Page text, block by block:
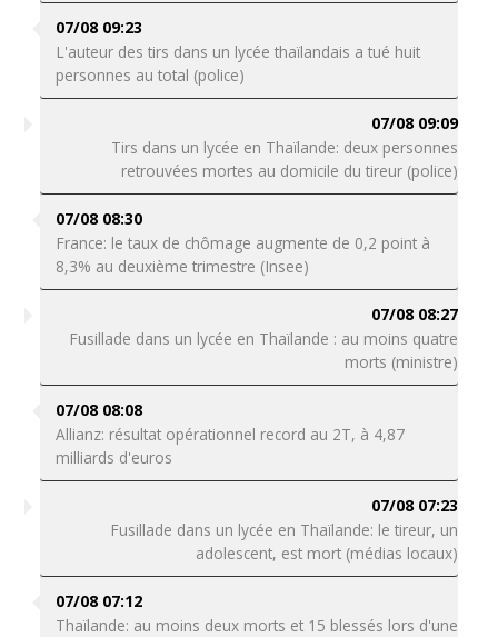
07/08 09:23
L'auteur des tirs dans un lycée thaïlandais a tué huit
personnes au total (police)
07/08 09:09
Tirs dans un lycée en Thaïlande: deux personnes
retrouvées mortes au domicile du tireur (police)
07/08 08:30
France: le taux de chômage augmente de 0,2 point à
8,3% au deuxième trimestre (Insee)
07/08 08:27
Fusillade dans un lycée en Thaïlande : au moins quatre
morts (ministre)
07/08 08:08
Allianz: résultat opérationnel record au 2T, à 4,87
milliards d'euros
07/08 07:23
Fusillade dans un lycée en Thaïlande: le tireur, un
adolescent, est mort (médias locaux)
07/08 07:12
Thaïlande: au moins deux morts et 15 blessés lors d'une